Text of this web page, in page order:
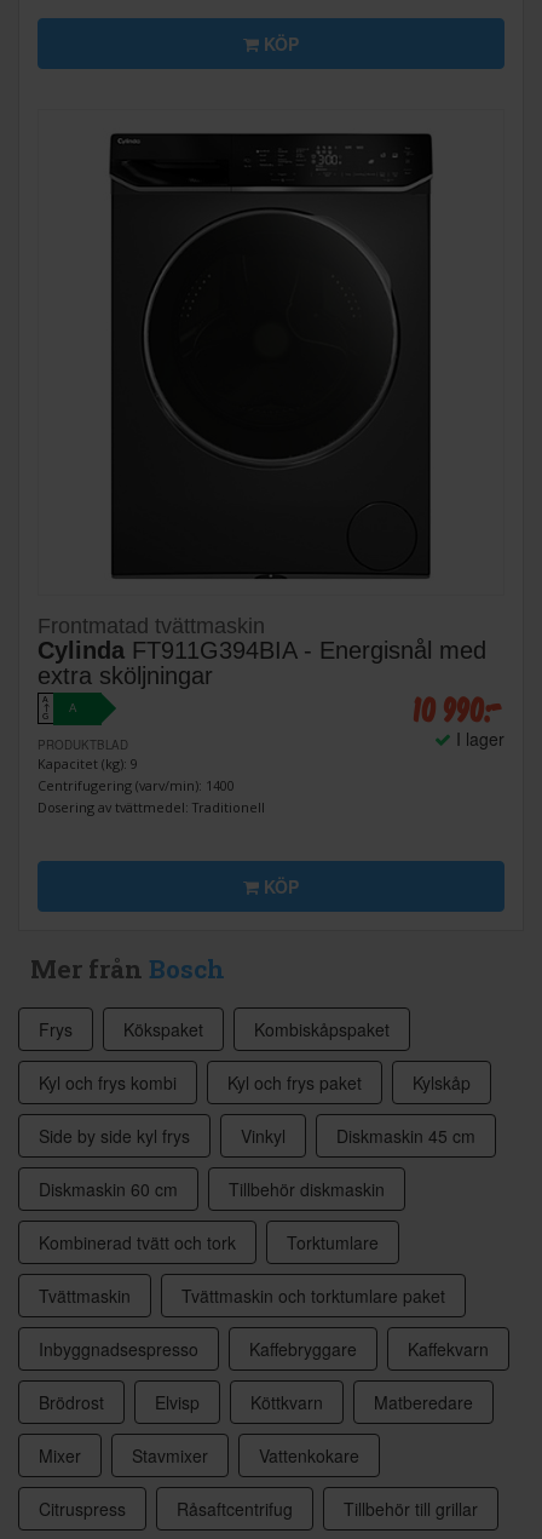
KÖP
Frontmatad tvättmaskin
Cylinda FT911G394BIA - Energisnål med
extra sköljningar
A
↑
G
A
PRODUKTBLAD
Kapacitet (kg): 9
Centrifugering (varv/min): 1400
Dosering av tvättmedel: Traditionell
10 990:-
I lager
KÖP
Mer från Bosch
Frys Kökspaket Kombiskåpspaket
Kyl och frys kombi Kyl och frys paket Kylskåp
Side by side kyl frys Vinkyl Diskmaskin 45 cm
Diskmaskin 60 cm Tillbehör diskmaskin
Kombinerad tvätt och tork Torktumlare
Tvättmaskin Tvättmaskin och torktumlare paket
Inbyggnadsespresso Kaffebryggare Kaffekvarn
Brödrost Elvisp Köttkvarn Matberedare
Mixer Stavmixer Vattenkokare
Citruspress Råsaftcentrifug Tillbehör till grillar